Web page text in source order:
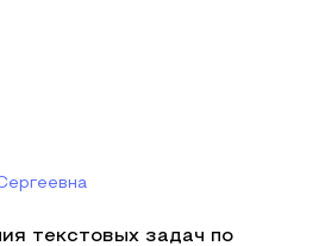
текстовых задач по